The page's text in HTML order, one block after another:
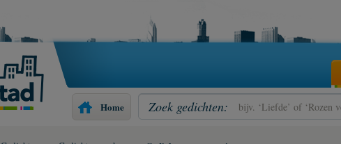
Home Zoek gedichten: